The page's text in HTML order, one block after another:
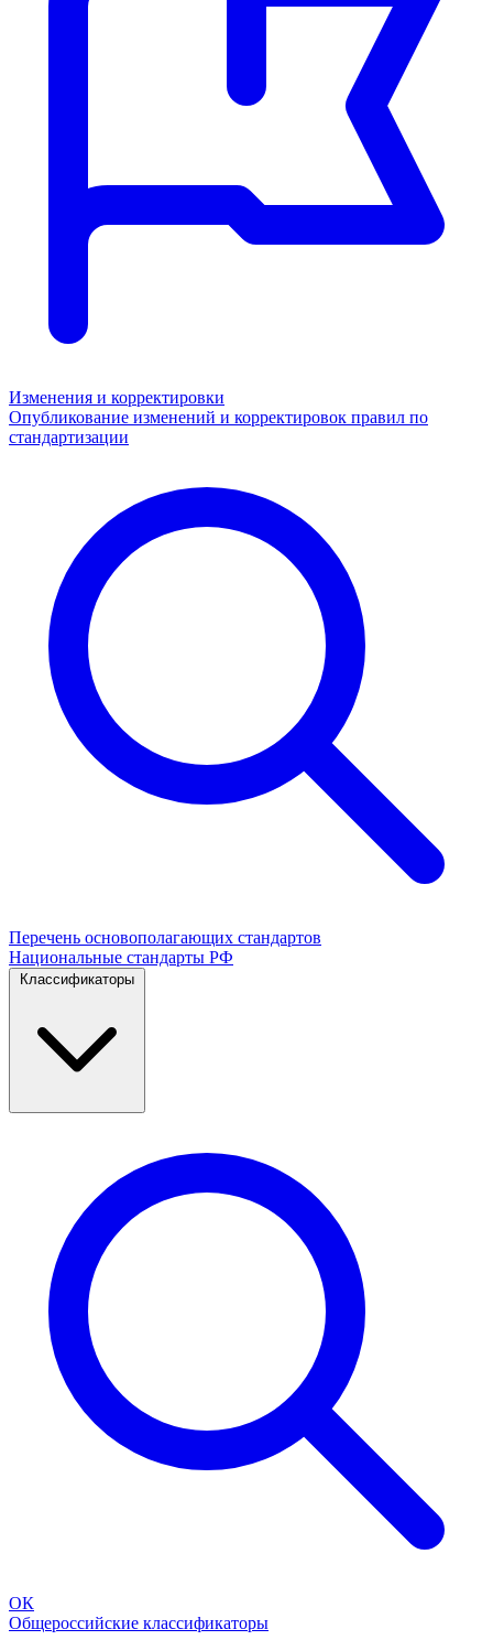
Изменения и корректировки
Опубликование изменений и корректировок правил по
стандартизации
Перечень основополагающих стандартов
Национальные стандарты РФ
Классификаторы
ОК
Общероссийские классификаторы